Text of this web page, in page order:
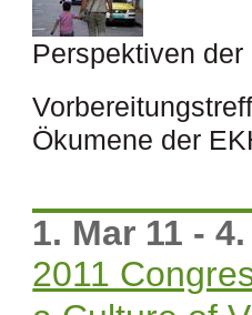
Perspektiven
Ökumene der
1. Mar 11 -
2011